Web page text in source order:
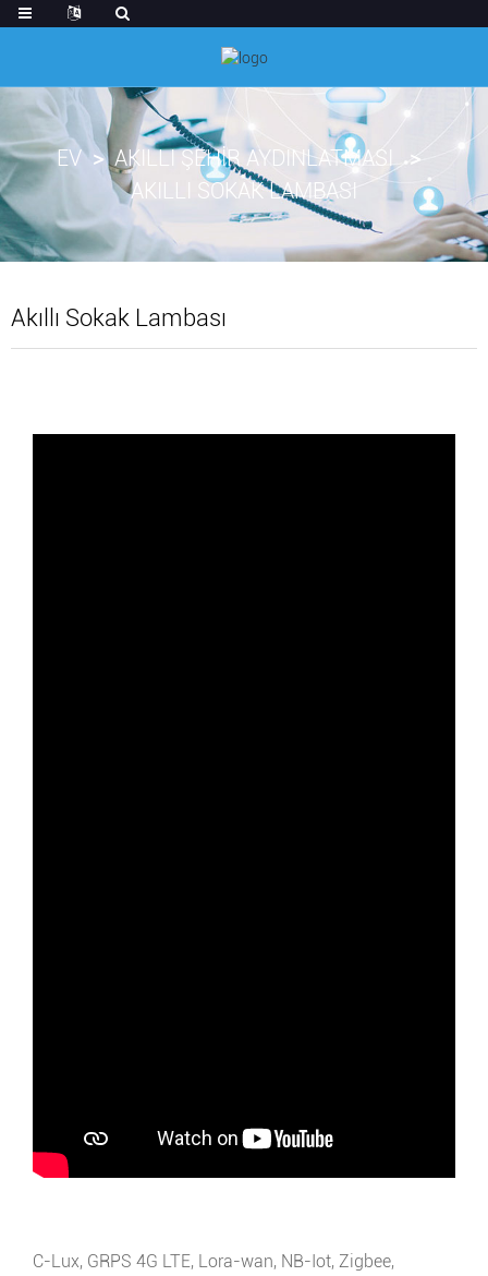
EV
AKILLI ŞEHIR AYDINLATMASI
AKILLI SOKAK LAMBASI
Akıllı Sokak Lambası
C-Lux, GRPS 4G LTE, Lora-wan, NB-Iot, Zigbee,